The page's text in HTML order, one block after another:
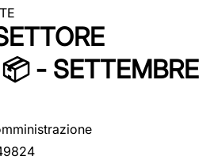
- SETTEMBRE